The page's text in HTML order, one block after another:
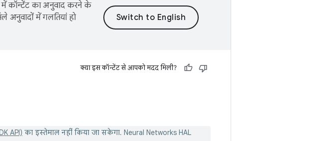
कॉन्टेंट का अनुवाद करने के
अनुवादों में गलतियां हो
क्या इस कॉन्टेंट से आपको मदद मिली?
API) का इस्तेमाल नहीं किया जा सकेगा. Neural Networks HAL